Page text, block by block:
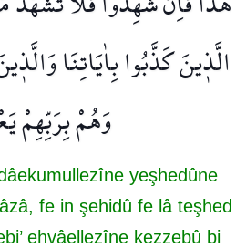
الَّذ۪ينَ كَذَّبُوا بِاٰيَاتِنَا
وَهُمْ بِرَبِّهِمْ
yeşhedûne
fe in şehidû fe lâ teşhed
ehvâellezîne kezzebû bi